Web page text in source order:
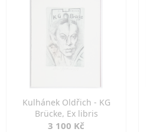
Kulhánek Oldřich - KG
Brücke, Ex libris
3 100 Kč